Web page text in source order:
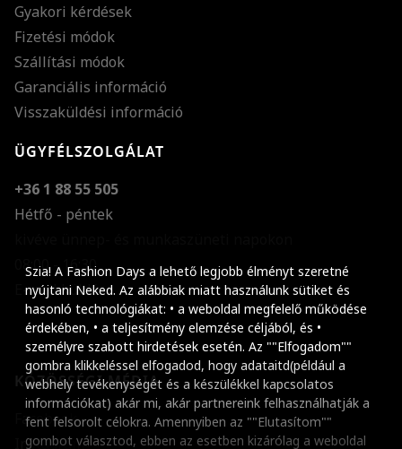
Szia! A Fashion Days a lehető legjobb élményt szeretné
nyújtani Neked. Az alábbiak miatt használunk sütiket és
hasonló technológiákat: • a weboldal megfelelő működése
érdekében, • a teljesítmény elemzése céljából, és •
személyre szabott hirdetések esetén. Az ""Elfogadom""
gombra klikkeléssel elfogadod, hogy adataitd(például a
webhely tevékenységét és a készülékkel kapcsolatos
információkat) akár mi, akár partnereink felhasználhatják a
fent felsorolt célokra. Amennyiben az ""Elutasítom""
gombot választod, ebben az esetben kizárólag a weboldal
Gyakori kérdések
Fizetési módok
Szállítási módok
Garanciális információ
Visszaküldési információ
ÜGYFÉLSZOLGÁLAT
+36 1 88 55 505
Hétfő - péntek
08:00 - 16:30
E-mail küldése
KÖZÖSSÉGI MÉDIA
Facebook
Instagram
Szöveg méretének
Szóköz növelése
Szóköz csökkentése
Sortávolság
Sortávolság